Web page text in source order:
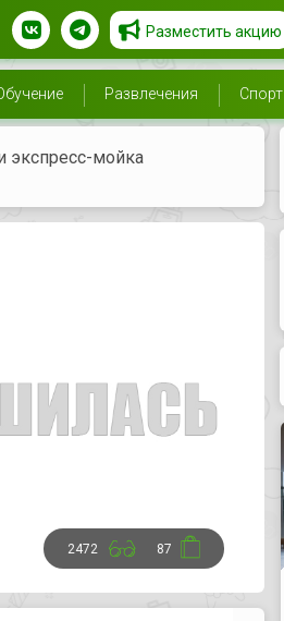
Разместить акцию
Развлечения Спорт
экспресс-мойка
2472 87